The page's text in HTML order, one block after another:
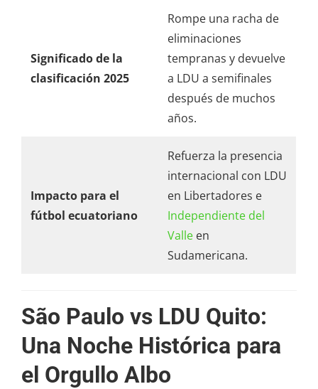
Significado de la
clasificación 2025
Rompe una racha de
eliminaciones
tempranas y devuelve
a LDU a semifinales
después de muchos
años.
Impacto para el
fútbol ecuatoriano
Refuerza la presencia
internacional con LDU
en Libertadores e
Independiente del
Valle en
Sudamericana.
São Paulo vs LDU Quito:
Una Noche Histórica para
el Orgullo Albo